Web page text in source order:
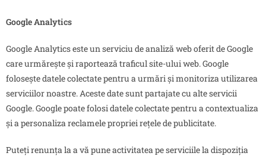
Google Analytics
Google Analytics este un serviciu de analiză web oferit de Google
care urmărește și raportează traficul site-ului web. Google
folosește datele colectate pentru a urmări și monitoriza utilizarea
serviciilor noastre. Aceste date sunt partajate cu alte servicii
Google. Google poate folosi datele colectate pentru a contextualiza
și a personaliza reclamele propriei rețele de publicitate.
Puteți renunța la a vă pune activitatea pe serviciile la dispoziția